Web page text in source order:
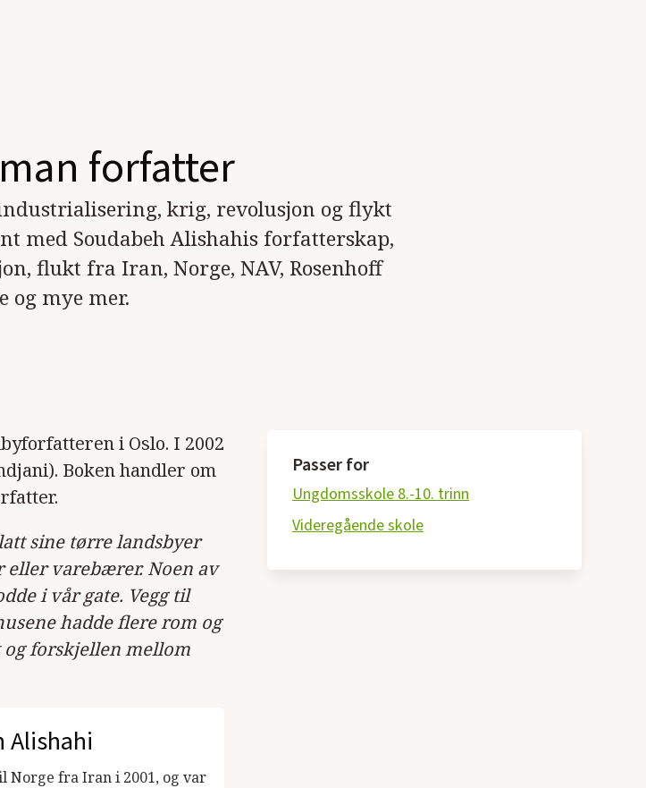
forfatter
krig, revolusjon og flykt
med Soudabeh Alishahis forfatterskap,
flukt fra Iran, Norge, NAV, Rosenhoff
og mye mer.
i Oslo. I 2002
Boken handler om
sine tørre landsbyer
eller varebærer. Noen av
i vår gate. Vegg til
hadde flere rom og
forskjellen mellom
Alishahi
Norge fra Iran i 2001, og var
Passer for
Ungdomsskole 8.-10. trinn
Videregående skole